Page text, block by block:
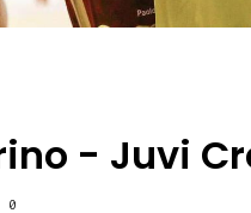
- Juvi
0